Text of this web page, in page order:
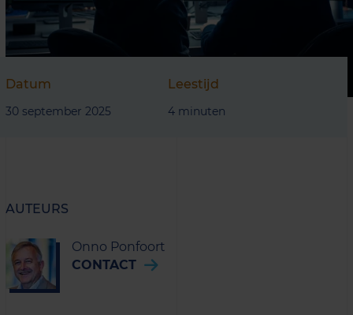
Datum
30 september 2025
Leestijd
4 minuten
AUTEURS
Onno Ponfoort
CONTACT